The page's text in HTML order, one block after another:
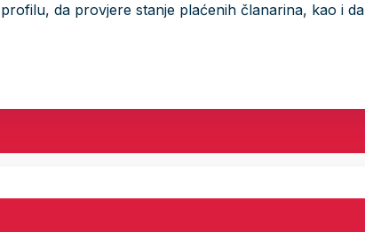
da provjere stanje plaćenih članarina, kao i da